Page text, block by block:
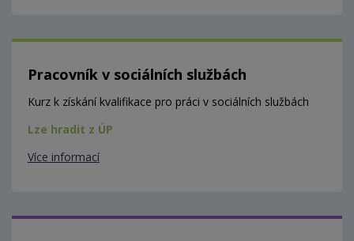
Pracovník v sociálních službách
Kurz k získání kvalifikace pro práci v sociálních službách
Lze hradit z ÚP
Více informací